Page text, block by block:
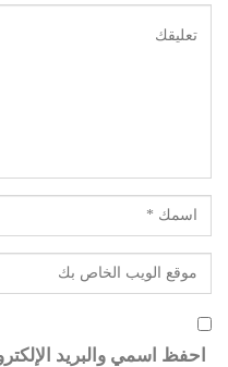
احفظ اسمي والبريد